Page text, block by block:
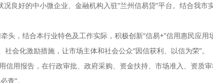
况良好的中小微企业、金融机构入驻“兰州信易贷”平台。结合我
牵头，结合本行业特色及工作实际，积极创新“信易+”信用惠民应
会化激励措施，让市场主体和社会公众“因信获利、以信为荣”。
信用报告，在行政审批、政府采购、资金扶持、市场准入、资质
查”。